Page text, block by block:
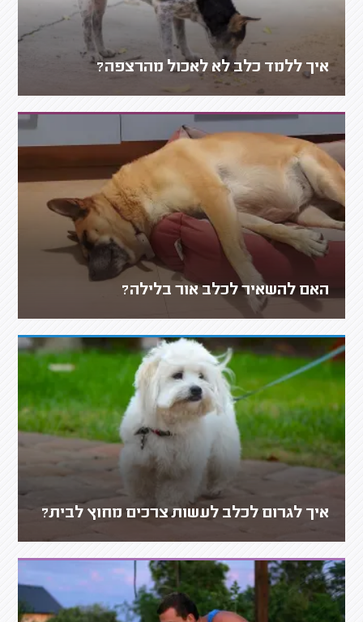
איך ללמד כלב לא לאכול מהרצפה?
האם להשאיר לכלב אור בלילה?
איך לגרום לכלב לעשות צרכים מחוץ לבית?